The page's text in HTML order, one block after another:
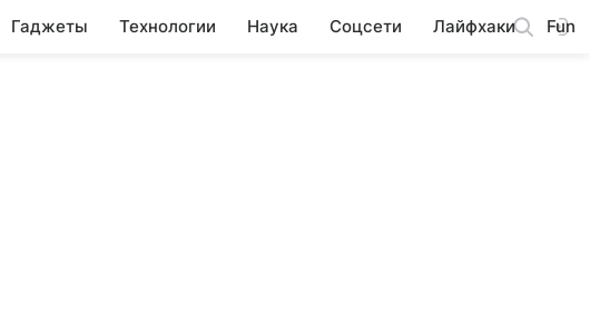
Гаджеты Технологии Наука Соцсети Лайфхаки Fun